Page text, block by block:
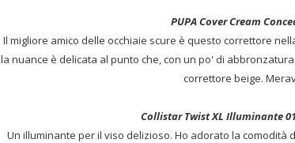
PUPA Cover Cream
Il migliore amico delle occhiaie scure è questo correttore
la nuance è delicata al punto che, con un po' di
correttore beige.
Collistar Twist XL Illuminante
Un illuminante per il viso delizioso. Ho adorato la comodità